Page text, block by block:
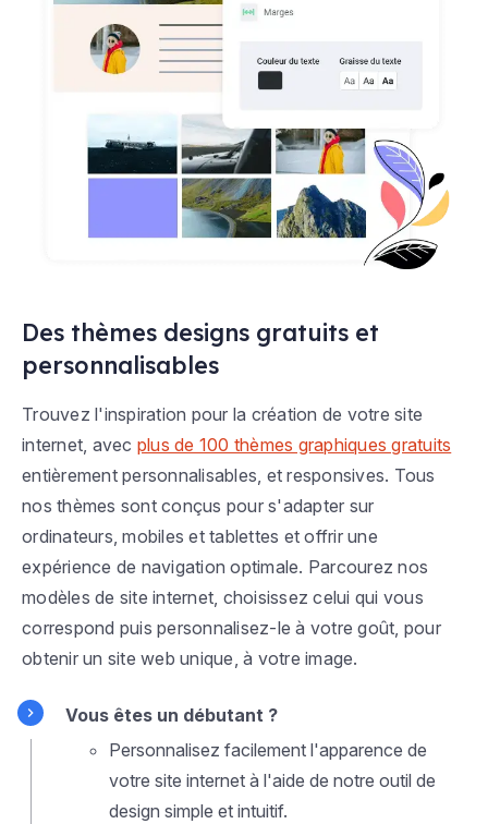
Des thèmes designs gratuits et
personnalisables
Trouvez l'inspiration pour la création de votre site
internet, avec plus de 100 thèmes graphiques gratuits
entièrement personnalisables, et responsives. Tous
nos thèmes sont conçus pour s'adapter sur
ordinateurs, mobiles et tablettes et offrir une
expérience de navigation optimale. Parcourez nos
modèles de site internet, choisissez celui qui vous
correspond puis personnalisez-le à votre goût, pour
obtenir un site web unique, à votre image.
Vous êtes un débutant ?
Personnalisez facilement l'apparence de
votre site internet à l'aide de notre outil de
design simple et intuitif.